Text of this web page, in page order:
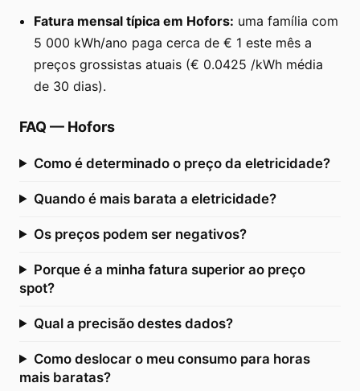
Fatura mensal típica em Hofors: uma família com
5 000 kWh/ano paga cerca de € 1 este mês a
preços grossistas atuais (€ 0.0425 /kWh média
de 30 dias).
FAQ — Hofors
Como é determinado o preço da eletricidade?
Quando é mais barata a eletricidade?
Os preços podem ser negativos?
Porque é a minha fatura superior ao preço
spot?
Qual a precisão destes dados?
Como deslocar o meu consumo para horas
mais baratas?